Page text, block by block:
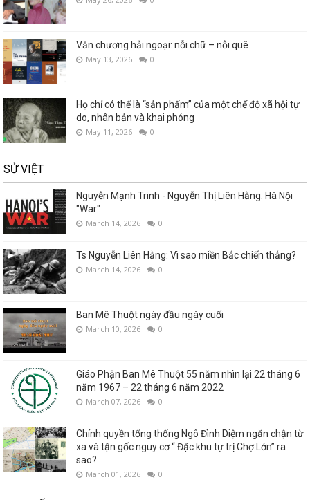
Văn chương hải ngoại: nỗi chữ – nỗi quê
May 13, 2026 0
Họ chỉ có thể là “sản phẩm” của một chế độ xã hội tự
do, nhân bản và khai phóng
May 11, 2026 0
SỬ VIỆT
Nguyễn Mạnh Trinh - Nguyễn Thị Liên Hằng: Hà Nội
"War"
March 14, 2026 0
Ts Nguyễn Liên Hằng: Vì sao miền Bắc chiến thắng?
March 14, 2026 0
Ban Mê Thuột ngày đầu ngày cuối
March 10, 2026 0
Giáo Phận Ban Mê Thuột 55 năm nhìn lại 22 tháng 6
năm 1967 – 22 tháng 6 năm 2022
March 07, 2026 0
Chính quyền tổng thống Ngô Đình Diệm ngăn chận từ
xa và tận gốc nguy cơ “ Đặc khu tự trị Chợ Lớn” ra
sao?
March 01, 2026 0